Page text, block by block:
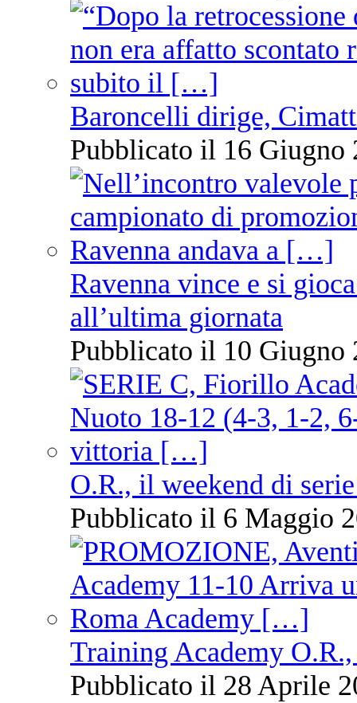
Baroncelli dirige,
Pubblicato il 16 Giugno
Ravenna vince e si
all’ultima giornata
Pubblicato il 10 Giugno
O.R., il weekend di
Pubblicato il 6 Maggio
Training Academy
Pubblicato il 28 Aprile